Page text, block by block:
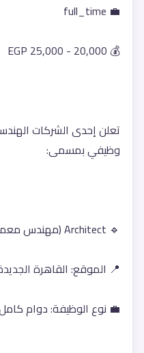
💼 full_time
💰 20,000 - 25,000 EGP
وظيفي بمسمى:
🔹 Architect (مهندس معماري)
📍 الموقع: القاهرة
💼 نوع الوظيفة: دوام